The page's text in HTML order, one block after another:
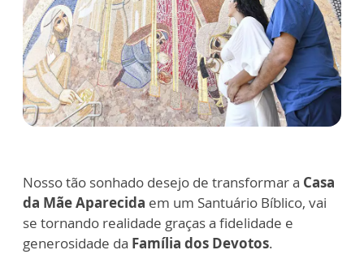
Nosso tão sonhado desejo de transformar a Casa
da Mãe Aparecida em um Santuário Bíblico, vai
se tornando realidade graças a fidelidade e
generosidade da Família dos Devotos.